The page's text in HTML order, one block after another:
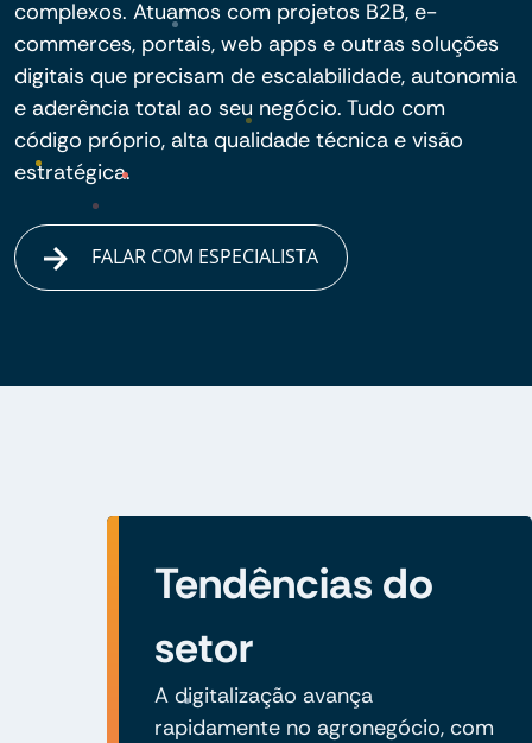
complexos. Atuamos com projetos B2B, e-
commerces, portais, web apps e outras soluções
digitais que precisam de escalabilidade, autonomia
e aderência total ao seu negócio. Tudo com
código próprio, alta qualidade técnica e visão
estratégica.
FALAR COM ESPECIALISTA
Tendências do
setor
A digitalização avança
rapidamente no agronegócio, com